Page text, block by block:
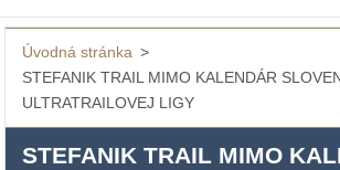
Úvodná stránka >
STEFANIK TRAIL MIMO KALENDÁR
ULTRATRAILOVEJ LIGY
STEFANIK TRAIL MIMO